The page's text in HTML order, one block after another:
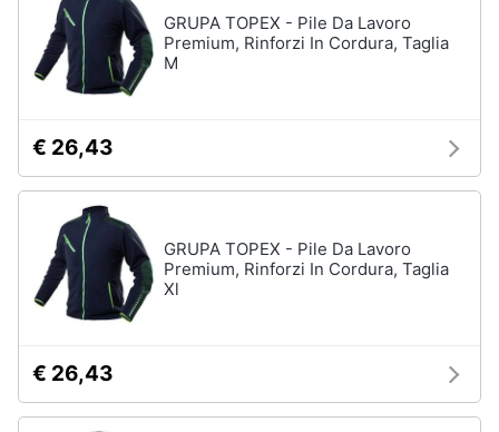
GRUPA TOPEX - Pile Da Lavoro
Premium, Rinforzi In Cordura, Taglia
M
€ 26,43
GRUPA TOPEX - Pile Da Lavoro
Premium, Rinforzi In Cordura, Taglia
Xl
€ 26,43